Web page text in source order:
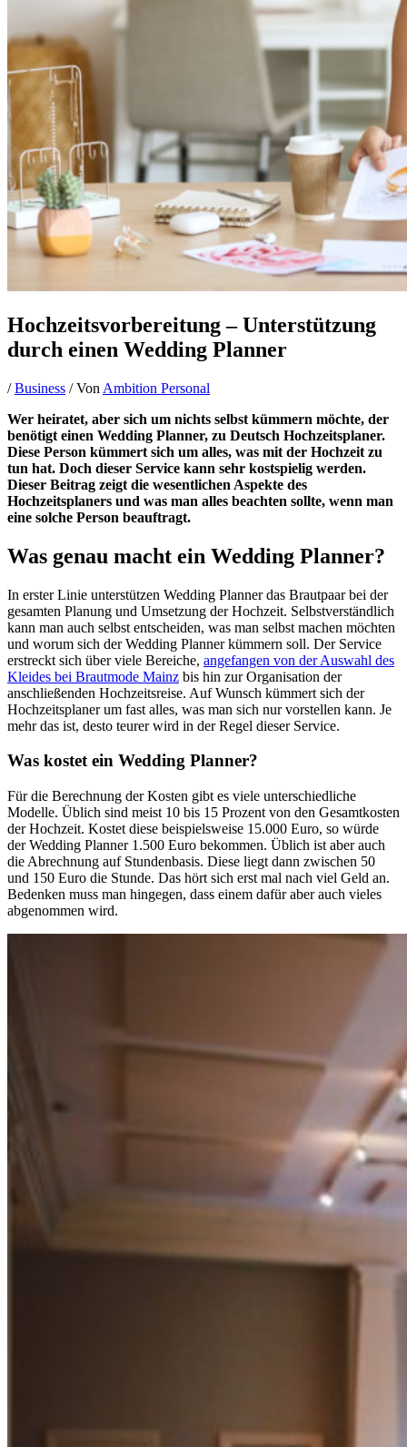
Hochzeitsvorbereitung – Unterstützung
durch einen Wedding Planner
/Business / Von Ambition Personal
Wer heiratet, aber sich um nichts selbst kümmern möchte, der
benötigt einen Wedding Planner, zu Deutsch Hochzeitsplaner.
Diese Person kümmert sich um alles, was mit der Hochzeit zu
tun hat. Doch dieser Service kann sehr kostspielig werden.
Dieser Beitrag zeigt die wesentlichen Aspekte des
Hochzeitsplaners und was man alles beachten sollte, wenn man
eine solche Person beauftragt.
Was genau macht ein Wedding Planner?
In erster Linie unterstützen Wedding Planner das Brautpaar bei der
gesamten Planung und Umsetzung der Hochzeit. Selbstverständlich
kann man auch selbst entscheiden, was man selbst machen möchten
und worum sich der Wedding Planner kümmern soll. Der Service
erstreckt sich über viele Bereiche, angefangen von der Auswahl des
Kleides bei Brautmode Mainz bis hin zur Organisation der
anschließenden Hochzeitsreise. Auf Wunsch kümmert sich der
Hochzeitsplaner um fast alles, was man sich nur vorstellen kann. Je
mehr das ist, desto teurer wird in der Regel dieser Service.
Was kostet ein Wedding Planner?
Für die Berechnung der Kosten gibt es viele unterschiedliche
Modelle. Üblich sind meist 10 bis 15 Prozent von den Gesamtkosten
der Hochzeit. Kostet diese beispielsweise 15.000 Euro, so würde
der Wedding Planner 1.500 Euro bekommen. Üblich ist aber auch
die Abrechnung auf Stundenbasis. Diese liegt dann zwischen 50
und 150 Euro die Stunde. Das hört sich erst mal nach viel Geld an.
Bedenken muss man hingegen, dass einem dafür aber auch vieles
abgenommen wird.